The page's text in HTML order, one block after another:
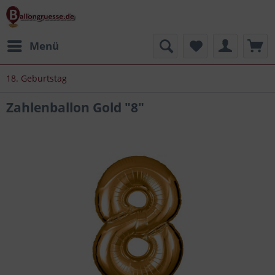
Menü
18. Geburtstag
Zahlenballon Gold "8"